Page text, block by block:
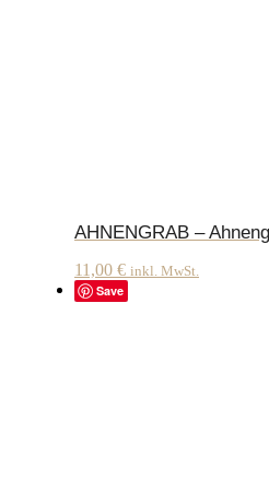
AHNENGRAB –
11,00 € inkl. MwSt.
Save